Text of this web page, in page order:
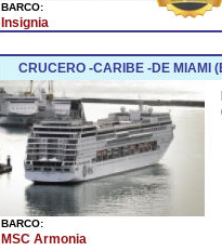
BARCO:
Insignia
CRUCERO -CARIBE -DE MIAMI
BARCO:
MSC Armonia